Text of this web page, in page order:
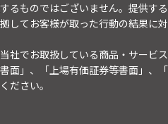
るものではございません。提供す
してお客様が取った行動の結果に
社でお取扱している商品・サービ
書面」、「上場有価証券等書面」
ださい。